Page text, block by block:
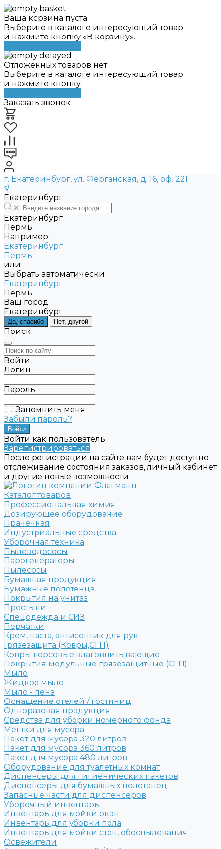
Ваша корзина пуста
Выберите в каталоге интересующий товар
и нажмите кнопку «В корзину».
Отложенных товаров нет
Выберите в каталоге интересующий товар
и нажмите кнопку
Заказать звонок
г. Екатеринбург, ул. Ферганская, д. 16, оф. 221
Екатеринбург
Екатеринбург
Пермь
Например:
Екатеринбург
Пермь
или
Выбрать автоматически
Екатеринбург
Пермь
Ваш город
Екатеринбург
Да, спасибо Нет, другой
Поиск
Войти
Логин
Пароль
Запомнить меня
Забыли пароль?
Войти как пользователь
Зарегистрироваться
После регистрации на сайте вам будет доступно
отслеживание состояния заказов, личный кабинет
и другие новые возможности
Каталог товаров
Профессиональная химия
Дозирующее оборудование
Прачечная
Индустриальные средства
Уборочная техника
Пылеводососы
Парогенераторы
Пылесосы
Бумажная продукция
Бумажные полотенца
Покрытия на унитаз
Простыни
Спецодежда и СИЗ
Перчатки
Крем, паста, антисептик для рук
Грязезащита (Ковры,СГП)
Ковры ворсовые влаговпитывающие
Покрытия модульные грязезащитные (СГП)
Мыло
Жидкое мыло
Мыло - пена
Оснащение отелей / гостиниц
Одноразовая продукция
Средства для уборки номерного фонда
Мешки для мусора
Пакет для мусора 320 литров
Пакет для мусора 360 литров
Пакет для мусора 480 литров
Оборудование для туалетных комнат
Диспенсеры для гигиенических пакетов
Диспенсеры для бумажных полотенец
Запасные части для диспенсеров
Уборочный инвентарь
Инвентарь для мойки окон
Инвентарь для уборки пола
Инвентарь для мойки стен, обеспылевания
Освежители